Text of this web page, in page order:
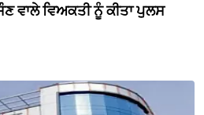
ਵਾਲੇ ਵਿਅਕਤੀ ਨੂੰ ਕੀਤਾ ਪੁਲਸ